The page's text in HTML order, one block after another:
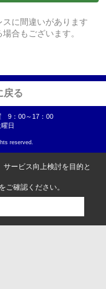
に間違いがあります
合もございます。
戻る
9：00～17：00
日
reserved.
ービス向上検討を目的と
をご確認ください。